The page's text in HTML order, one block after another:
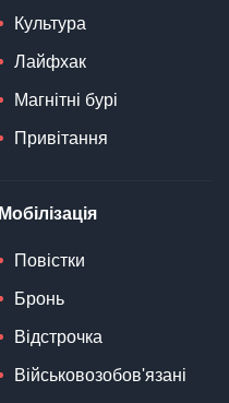
Культура
Лайфхак
Магнітні бурі
Привітання
Мобілізація
Повістки
Бронь
Відстрочка
Військовозобов'язані